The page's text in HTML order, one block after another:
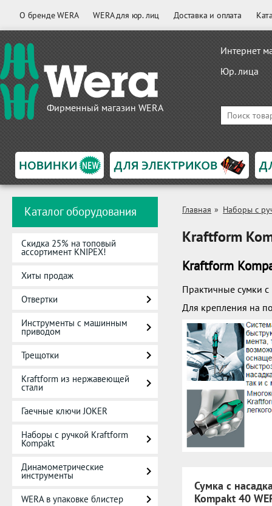
О бренде WERA WERA для юр. лиц Доставка и оплата
Фирменный магазин WERA
Интернет
Юр. лица
Каталог оборудования
Скидка 25% на топовый
ассортимент KNIPEX!
Хиты продаж
Отвертки
Инструменты с машинным
приводом
Трещотки
Kraftform из нержавеющей
стали
Гаечные ключи JOKER
Наборы с ручкой Kraftform
Kompakt
Динамометрические
инструменты
WERA в упаковке блистер
Главная » Наборы с
Kraftform
Kraftform
Практичные сумки
Для крепления на
Сумка с
Kompakt 40